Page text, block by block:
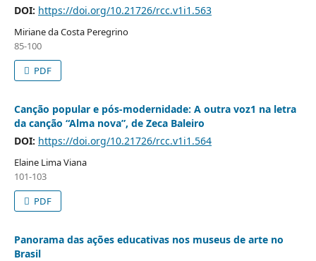
DOI: https://doi.org/10.21726/rcc.v1i1.563
Miriane da Costa Peregrino
85-100
PDF
Canção popular e pós-modernidade: A outra voz1 na letra
da canção “Alma nova”, de Zeca Baleiro
DOI: https://doi.org/10.21726/rcc.v1i1.564
Elaine Lima Viana
101-103
PDF
Panorama das ações educativas nos museus de arte no
Brasil